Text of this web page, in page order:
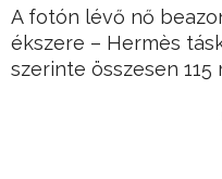
A fotón lévő nő
ékszere – Hermès
szerinte összesen